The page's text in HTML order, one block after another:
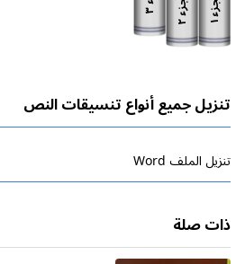
الجزء
١ ٢
٣
تنزيل جميع أنواع تنسيقات النص
تنزیل الملف Word
ذات صلة